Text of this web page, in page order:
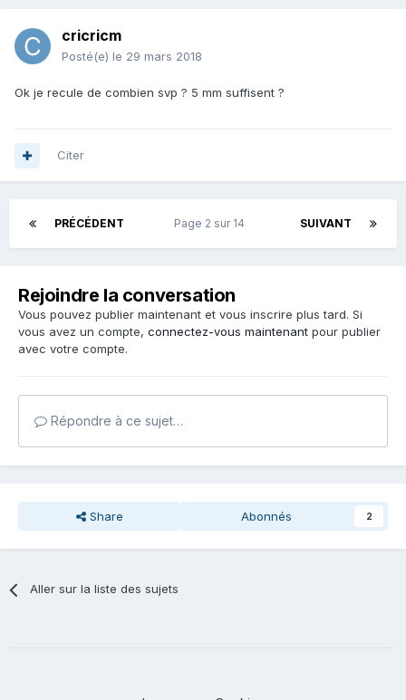
cricricm
Posté(e) le 29 mars 2018
Ok je recule de combien svp ? 5 mm suffisent ?
Citer
PRÉCÉDENT SUIVANT
Page 2 sur 14
Rejoindre la conversation
Vous pouvez publier maintenant et vous inscrire plus tard. Si
vous avez un compte, connectez-vous maintenant pour publier
avec votre compte.
Répondre à ce sujet…
Share Abonnés 2
Aller sur la liste des sujets